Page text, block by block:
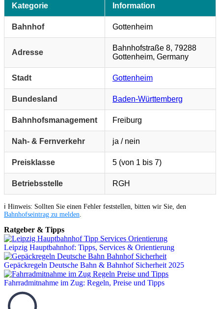
Kategorie Information
Bahnhof Gottenheim
Adresse
Bahnhofstraße 8, 79288
Gottenheim, Germany
Stadt Gottenheim
Bundesland Baden-Württemberg
Bahnhofsmanagement Freiburg
Nah- & Fernverkehr ja / nein
Preisklasse 5 (von 1 bis 7)
Betriebsstelle RGH
ℹ️ Hinweis: Sollten Sie einen Fehler feststellen, bitten wir Sie, den
Bahnhofseintrag zu melden
Ratgeber & Tipps
Leipzig Hauptbahnhof: Tipps, Services & Orientierung
Gepäckregeln Deutsche Bahn & Bahnhof Sicherheit 2025
Fahrradmitnahme im Zug: Regeln, Preise und Tipps